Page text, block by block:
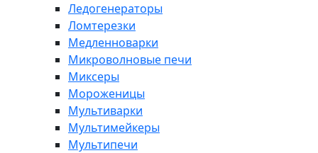
Ледогенераторы
Ломтерезки
Медленноварки
Микроволновые печи
Миксеры
Мороженицы
Мультиварки
Мультимейкеры
Мультипечи